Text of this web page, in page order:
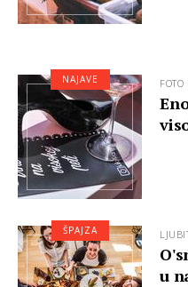
FOTO
NAJAVE
u
ŠPAJZA